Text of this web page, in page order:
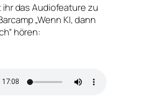
ihr das Audiofeature zu
„Wenn KI, dann
hören: